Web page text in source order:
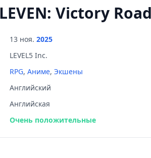
Victory Road
13 ноя. 2025
LEVEL5 Inc.
RPG, Аниме, Экшены
Английский
Английская
Очень положительные